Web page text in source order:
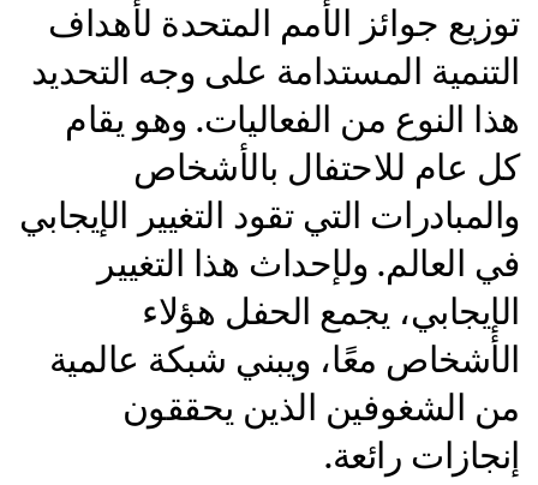
توزيع جوائز الأمم المتحدة لأهداف
التنمية المستدامة على وجه التحديد
هذا النوع من الفعاليات. وهو يقام
كل عام للاحتفال بالأشخاص
والمبادرات التي تقود التغيير الإيجابي
في العالم. ولإحداث هذا التغيير
الإيجابي، يجمع الحفل هؤلاء
الأشخاص معًا، ويبني شبكة عالمية
من الشغوفين الذين يحققون
إنجازات رائعة.